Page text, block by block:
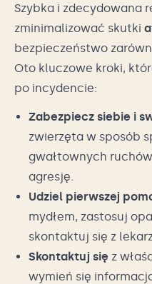
Szybka i zdecydowana
zminimalizować skutki
bezpieczeństwo
Oto kluczowe kroki,
po incydencie:
Zabezpiecz siebie i
zwierzęta w sposób
gwałtownych
agresję.
Udziel pierwszej
mydłem, zastosuj
skontaktuj się z
Skontaktuj się z
wymień się